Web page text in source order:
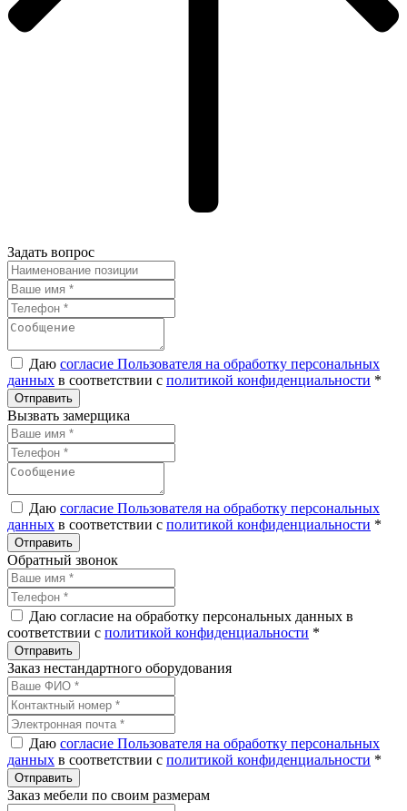
Задать вопрос
Даю согласие Пользователя на обработку персональных
данных в соответствии с политикой конфиденциальности *
Вызвать замерщика
Даю согласие Пользователя на обработку персональных
данных в соответствии с политикой конфиденциальности *
Обратный звонок
Даю согласие на обработку персональных данных в
соответствии с политикой конфиденциальности *
Заказ нестандартного оборудования
Даю согласие Пользователя на обработку персональных
данных в соответствии с политикой конфиденциальности *
Заказ мебели по своим размерам